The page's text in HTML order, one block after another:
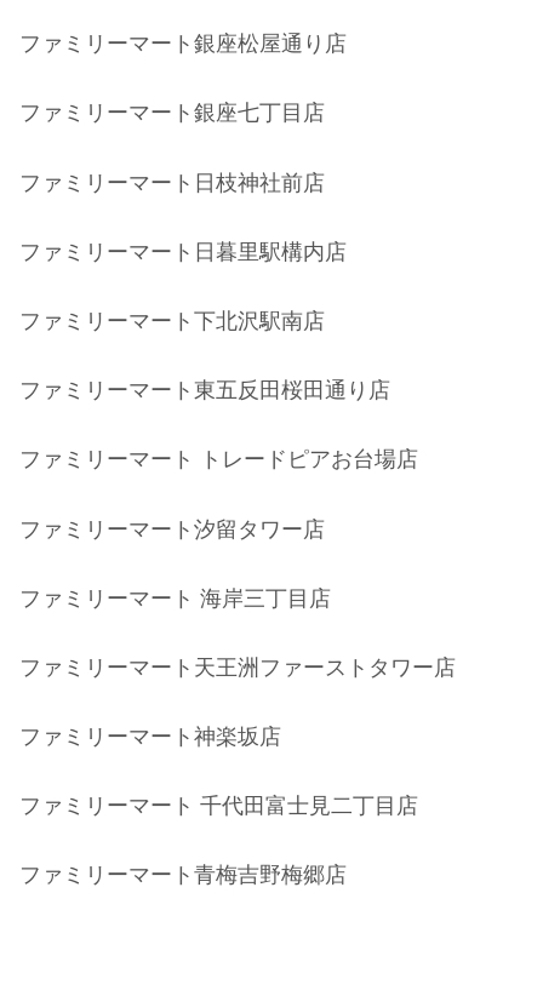
ファミリーマート銀座松屋通り店
ファミリーマート銀座七丁目店
ファミリーマート日枝神社前店
ファミリーマート日暮里駅構内店
ファミリーマート下北沢駅南店
ファミリーマート東五反田桜田通り店
ファミリーマート トレードピアお台場店
ファミリーマート汐留タワー店
ファミリーマート 海岸三丁目店
ファミリーマート天王洲ファーストタワー店
ファミリーマート神楽坂店
ファミリーマート 千代田富士見二丁目店
ファミリーマート青梅吉野梅郷店